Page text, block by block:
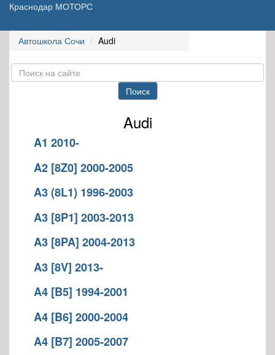
Краснодар МОТОРС
Автошкола Сочи Audi
Поиск
Audi
A1 2010-
A2 [8Z0] 2000-2005
A3 (8L1) 1996-2003
A3 [8P1] 2003-2013
A3 [8PA] 2004-2013
A3 [8V] 2013-
A4 [B5] 1994-2001
A4 [B6] 2000-2004
A4 [B7] 2005-2007